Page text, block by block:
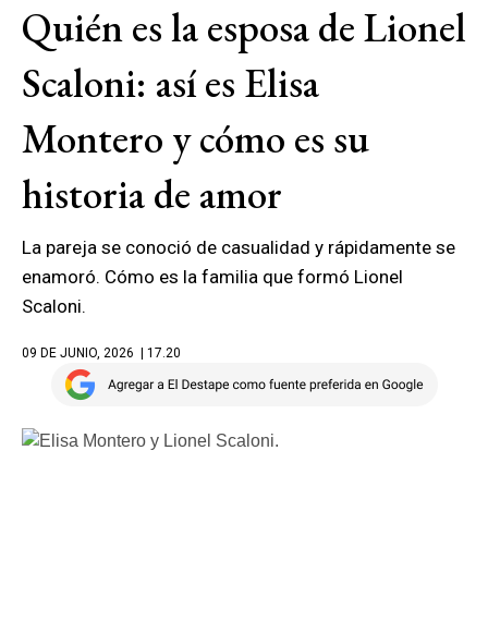
Quién es la esposa de Lionel
Scaloni: así es Elisa
Montero y cómo es su
historia de amor
La pareja se conoció de casualidad y rápidamente se
enamoró. Cómo es la familia que formó Lionel
Scaloni.
09 DE JUNIO, 2026 | 17.20